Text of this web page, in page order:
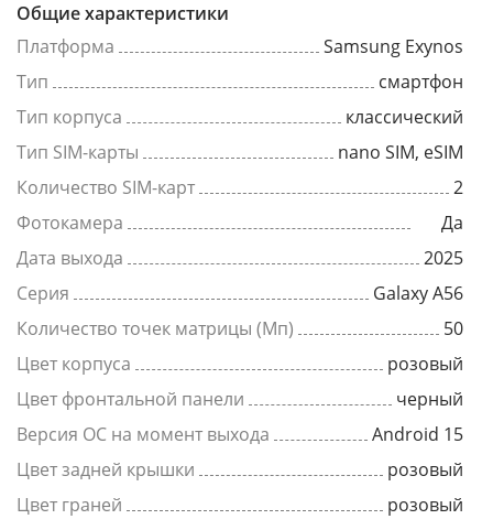
Общие характеристики
Платформа
Samsung Exynos
Тип
смартфон
Тип корпуса
классический
Тип SIM-карты
nano SIM, eSIM
Количество SIM-карт
2
Фотокамера
Да
Дата выхода
2025
Серия
Galaxy A56
Количество точек матрицы (Мп)
50
Цвет корпуса
розовый
Цвет фронтальной панели
черный
Версия ОС на момент выхода
Android 15
Цвет задней крышки
розовый
Цвет граней
розовый